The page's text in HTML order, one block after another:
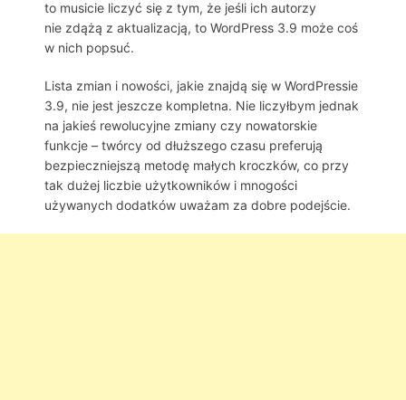
to musicie liczyć się z tym, że jeśli ich autorzy
nie zdążą z aktualizacją, to WordPress 3.9 może coś
w nich popsuć.
Lista zmian i nowości, jakie znajdą się w WordPressie
3.9, nie jest jeszcze kompletna. Nie liczyłbym jednak
na jakieś rewolucyjne zmiany czy nowatorskie
funkcje – twórcy od dłuższego czasu preferują
bezpieczniejszą metodę małych kroczków, co przy
tak dużej liczbie użytkowników i mnogości
używanych dodatków uważam za dobre podejście.